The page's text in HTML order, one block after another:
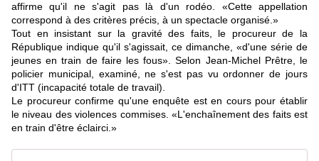
affirme qu'il ne s'agit pas là d'un rodéo. «Cette appellation
correspond à des critères précis, à un spectacle organisé.»
Tout en insistant sur la gravité des faits, le procureur de la
République indique qu'il s'agissait, ce dimanche, «d'une série de
jeunes en train de faire les fous». Selon Jean-Michel Prêtre, le
policier municipal, examiné, ne s'est pas vu ordonner de jours
d'ITT (incapacité totale de travail).
Le procureur confirme qu'une enquête est en cours pour établir
le niveau des violences commises. «L'enchaînement des faits est
en train d'être éclairci.»